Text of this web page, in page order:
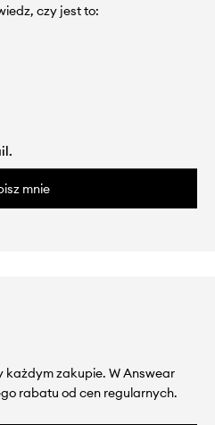
czy jest to:
mnie
każdym zakupie. W Answear
rabatu od cen regularnych.